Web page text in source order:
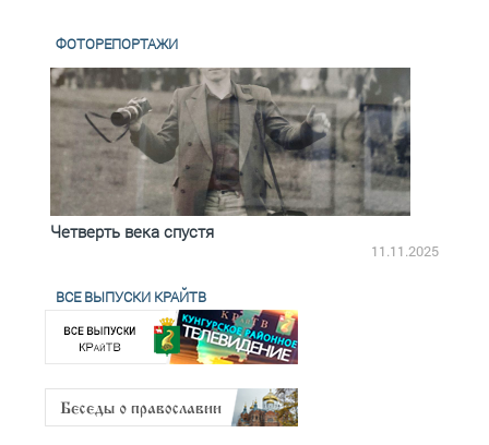
ФОТОРЕПОРТАЖИ
Четверть века спустя
11.11.2025
ВСЕ ВЫПУСКИ КРАЙТВ